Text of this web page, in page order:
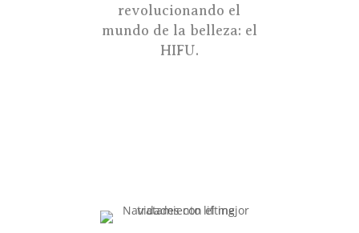
revolucionando el
mundo de la belleza: el
HIFU.